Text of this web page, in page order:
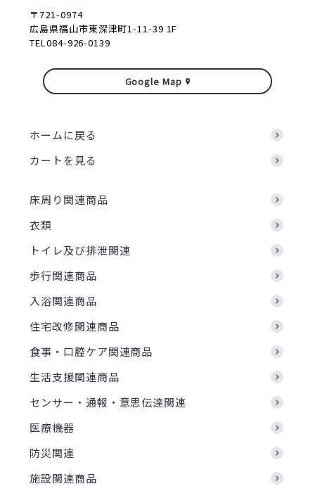
〒721-0974
広島県福山市東深津町1-11-39 1F
TEL084-926-0139
Google Map
ホームに戻る
カートを見る
床周り関連商品
衣類
トイレ及び排泄関連
歩行関連商品
入浴関連商品
住宅改修関連商品
食事・口腔ケア関連商品
生活支援関連商品
センサー・通報・意思伝達関連
医療機器
防災関連
施設関連商品